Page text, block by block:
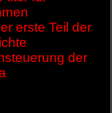
erste Teil der
der